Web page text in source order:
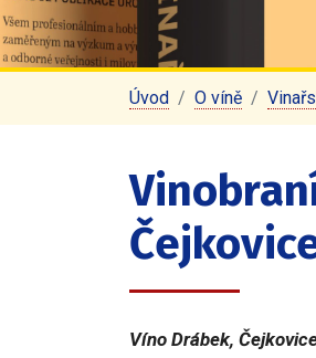
Úvod O víně
Víno Drábek,